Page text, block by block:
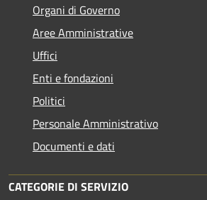
Organi di Governo
Aree Amministrative
Uffici
Enti e fondazioni
Politici
Personale Amministrativo
Documenti e dati
CATEGORIE DI SERVIZIO